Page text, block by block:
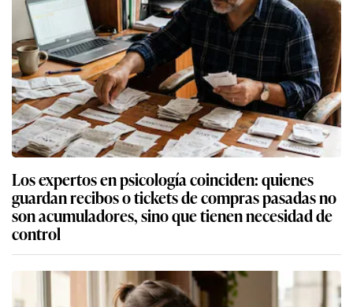
Los expertos en psicología coinciden: quienes
guardan recibos o tickets de compras pasadas no
son acumuladores, sino que tienen necesidad de
control